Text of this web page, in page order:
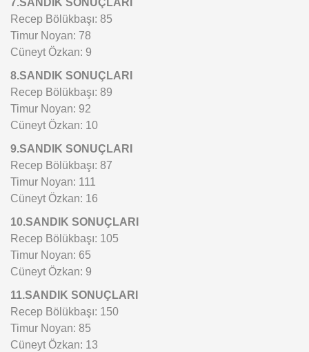
Recep Bölükbaşı: 85
Timur Noyan: 78
Cüneyt Özkan: 9
8.SANDIK SONUÇLARI
Recep Bölükbaşı: 89
Timur Noyan: 92
Cüneyt Özkan: 10
9.SANDIK SONUÇLARI
Recep Bölükbaşı: 87
Timur Noyan: 111
Cüneyt Özkan: 16
10.SANDIK SONUÇLARI
Recep Bölükbaşı: 105
Timur Noyan: 65
Cüneyt Özkan: 9
11.SANDIK SONUÇLARI
Recep Bölükbaşı: 150
Timur Noyan: 85
Cüneyt Özkan: 13